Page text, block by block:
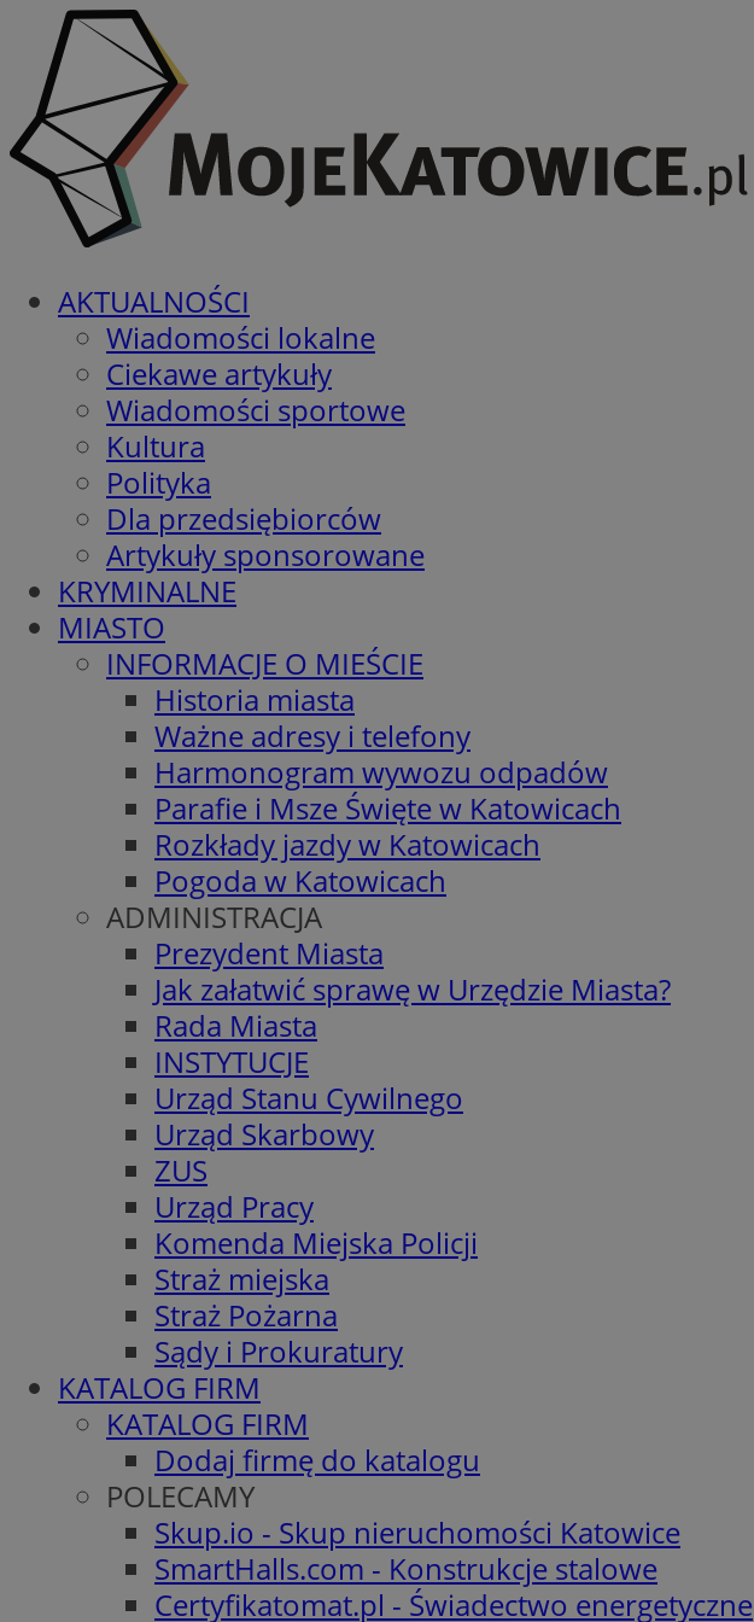
AKTUALNOŚCI
Wiadomości lokalne
Ciekawe artykuły
Wiadomości sportowe
Kultura
Polityka
Dla przedsiębiorców
Artykuły sponsorowane
KRYMINALNE
MIASTO
INFORMACJE O MIEŚCIE
Historia miasta
Ważne adresy i telefony
Harmonogram wywozu odpadów
Parafie i Msze Święte w Katowicach
Rozkłady jazdy w Katowicach
Pogoda w Katowicach
ADMINISTRACJA
Prezydent Miasta
Jak załatwić sprawę w Urzędzie Miasta?
Rada Miasta
INSTYTUCJE
Urząd Stanu Cywilnego
Urząd Skarbowy
ZUS
Urząd Pracy
Komenda Miejska Policji
Straż miejska
Straż Pożarna
Sądy i Prokuratury
KATALOG FIRM
KATALOG FIRM
Dodaj firmę do katalogu
POLECAMY
Skup.io - Skup nieruchomości Katowice
SmartHalls.com - Konstrukcje stalowe
Certyfikatomat.pl - Świadectwo energetyczne